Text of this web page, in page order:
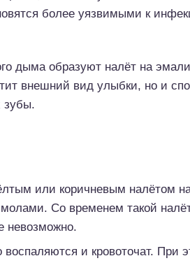
более уязвимыми к
дыма образуют налёт на
внешний вид улыбки, но и
зубы.
или коричневым налётом
Со временем такой
невозможно.
и кровоточат. При